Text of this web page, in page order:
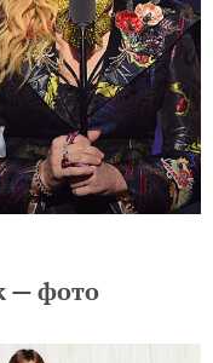
— фото